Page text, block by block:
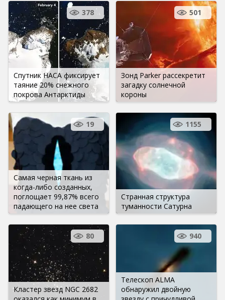
Спутник НАСА фиксирует
таяние 20% снежного
покрова Антарктиды
378
Зонд Parker рассекретит
загадку солнечной
короны
501
Самая черная ткань из
когда-либо созданных,
поглощает 99,87% всего
падающего на нее света
19
Странная структура
туманности Сатурна
1155
Кластер звезд NGC 2682
80
Телескоп ALMA
обнаружил двойную
940